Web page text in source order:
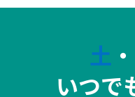
土 ・
いつで